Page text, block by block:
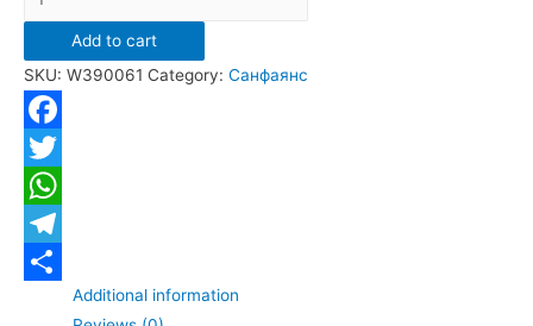
W390061
Микс"
(BOX)
писсуар
настенный
quantity
Add to cart
SKU: W390061 Category: Санфаянс
Facebook
Twitter
WhatsApp
Telegram
ОтправитьAdditional information